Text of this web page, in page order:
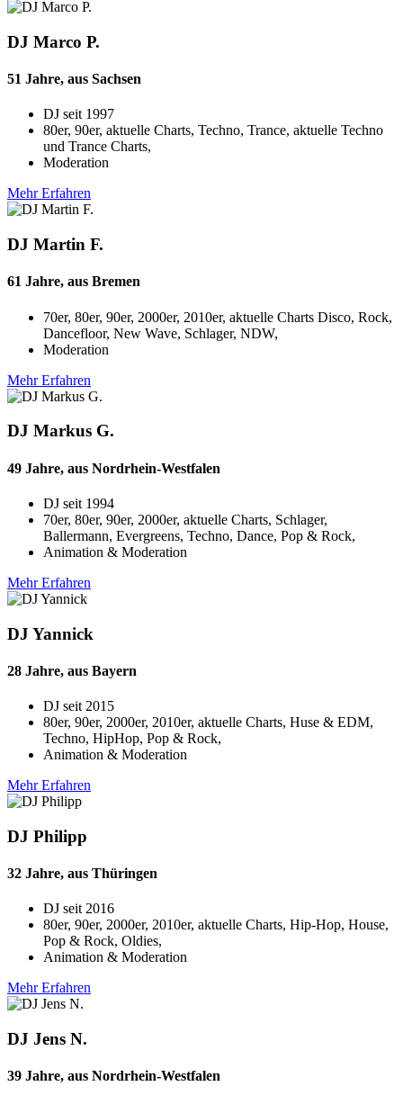
DJ Marco P.
51 Jahre, aus Sachsen
DJ seit 1997
80er, 90er, aktuelle Charts, Techno, Trance, aktuelle Techno
und Trance Charts,
Moderation
Mehr Erfahren
DJ Martin F.
61 Jahre, aus Bremen
70er, 80er, 90er, 2000er, 2010er, aktuelle Charts Disco, Rock,
Dancefloor, New Wave, Schlager, NDW,
Moderation
Mehr Erfahren
DJ Markus G.
49 Jahre, aus Nordrhein-Westfalen
DJ seit 1994
70er, 80er, 90er, 2000er, aktuelle Charts, Schlager,
Ballermann, Evergreens, Techno, Dance, Pop & Rock,
Animation & Moderation
Mehr Erfahren
DJ Yannick
28 Jahre, aus Bayern
DJ seit 2015
80er, 90er, 2000er, 2010er, aktuelle Charts, Huse & EDM,
Techno, HipHop, Pop & Rock,
Animation & Moderation
Mehr Erfahren
DJ Philipp
32 Jahre, aus Thüringen
DJ seit 2016
80er, 90er, 2000er, 2010er, aktuelle Charts, Hip-Hop, House,
Pop & Rock, Oldies,
Animation & Moderation
Mehr Erfahren
DJ Jens N.
39 Jahre, aus Nordrhein-Westfalen